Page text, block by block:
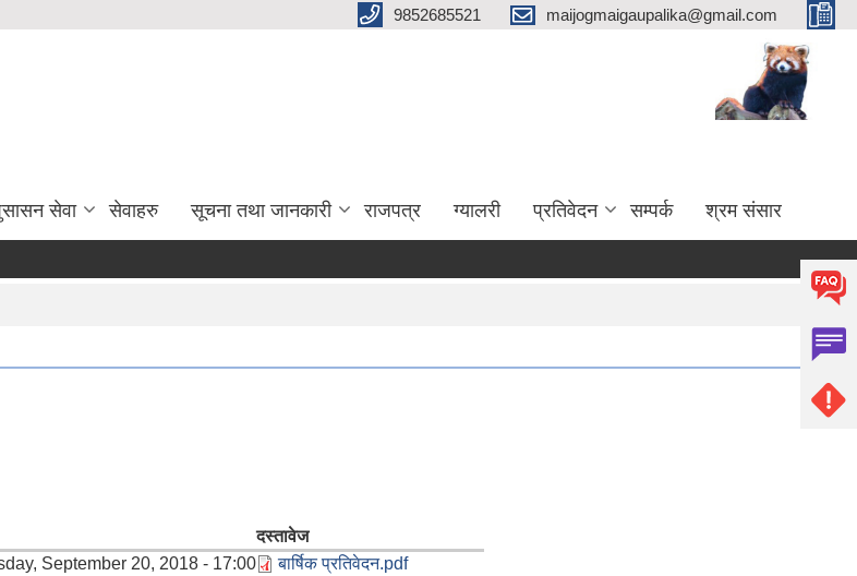
9852685521 maijogmaigaupalika@gmail.com
सेवा सेवाहरु सूचना तथा जानकारी राजपत्र ग्यालरी प्रतिवेदन सम्पर्क श्रम संसार
दस्तावेज
September 20, 2018 - 17:00 बार्षिक प्रतिवेदन.pdf